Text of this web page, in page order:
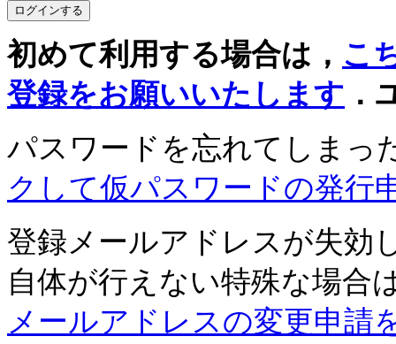
初めて利用する場合は， こ
登録をお願いいたします ．
パスワードを忘れてしまっ
クして仮パスワードの発行
登録メールアドレスが失効
自体が行えない特殊な場合
メールアドレスの変更申請